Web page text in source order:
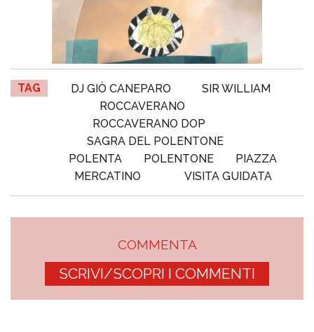
TAG DJ GIÒ CANEPARO
SIR WILLIAM
ROCCAVERANO
ROCCAVERANO DOP
SAGRA DEL POLENTONE
POLENTA
POLENTONE
PIAZZA
MERCATINO
VISITA GUIDATA
COMMENTA
SCRIVI/SCOPRI I COMMENTI